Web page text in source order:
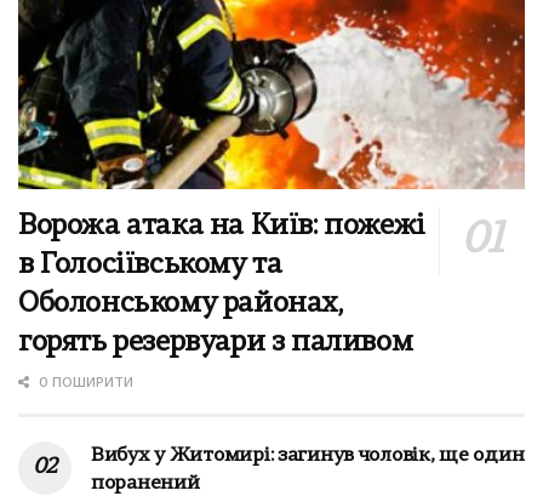
Ворожа атака на Київ: пожежі
в Голосіївському та
Оболонському районах,
горять резервуари з паливом
0 ПОШИРИТИ
Вибух у Житомирі: загинув чоловік, ще один
поранений